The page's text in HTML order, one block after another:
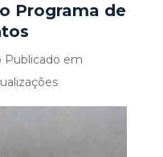
Programa de
Publicado em